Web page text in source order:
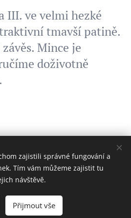
III. ve velmi hezké
tmavší patině.
Mince je
doživotně
Vyprodáno
práva vyhrazena
Cookies
zajistili správné fungování a
Tím vám můžeme zajistit tu
návštěvě.
Přijmout vše